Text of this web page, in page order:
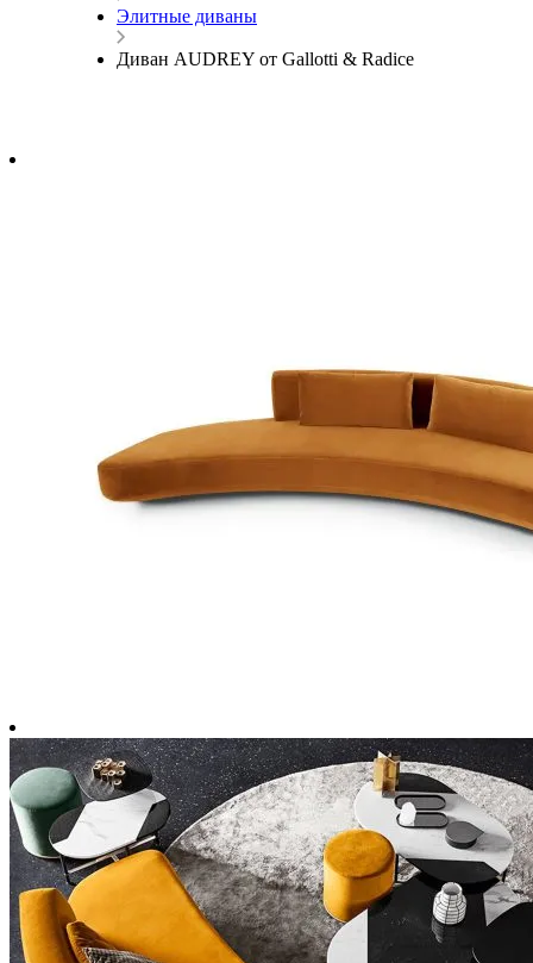
Элитные диваны
Диван AUDREY от Gallotti & Radice